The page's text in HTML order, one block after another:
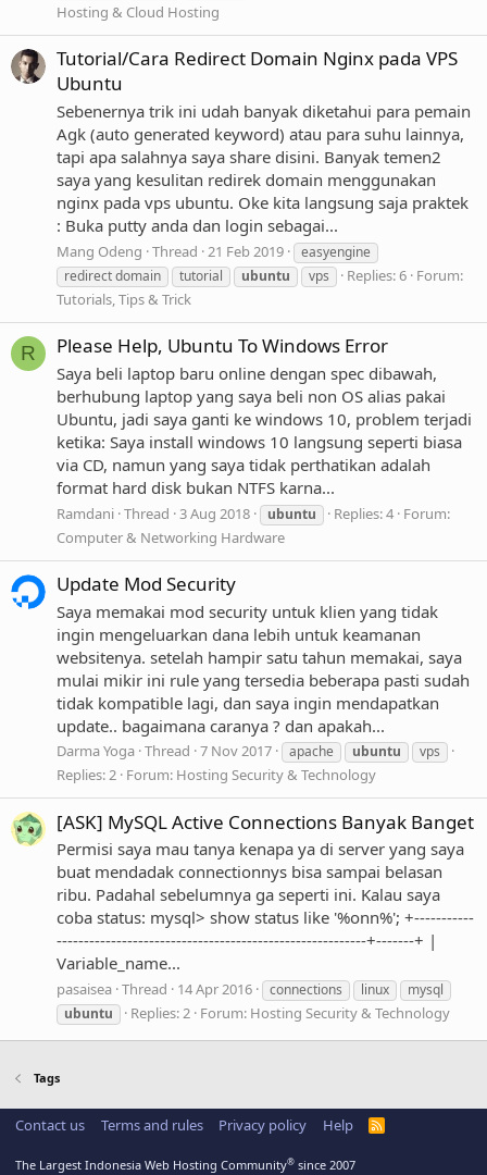
Hosting & Cloud Hosting
Tutorial/Cara Redirect Domain Nginx pada VPS
Ubuntu
Sebenernya trik ini udah banyak diketahui para pemain
Agk (auto generated keyword) atau para suhu lainnya,
tapi apa salahnya saya share disini. Banyak temen2
saya yang kesulitan redirek domain menggunakan
nginx pada vps ubuntu. Oke kita langsung saja praktek
: Buka putty anda dan login sebagai...
Mang Odeng Thread 21 Feb 2019
easyengine
redirect domain
tutorial ubuntu vps Replies: 6 Forum:
Tutorials, Tips & Trick
R Please Help, Ubuntu To Windows Error
Saya beli laptop baru online dengan spec dibawah,
berhubung laptop yang saya beli non OS alias pakai
Ubuntu, jadi saya ganti ke windows 10, problem terjadi
ketika: Saya install windows 10 langsung seperti biasa
via CD, namun yang saya tidak perthatikan adalah
format hard disk bukan NTFS karna...
Ramdani Thread 3 Aug 2018 ubuntu Replies: 4 Forum:
Computer & Networking Hardware
Update Mod Security
Saya memakai mod security untuk klien yang tidak
ingin mengeluarkan dana lebih untuk keamanan
websitenya. setelah hampir satu tahun memakai, saya
mulai mikir ini rule yang tersedia beberapa pasti sudah
tidak kompatible lagi, dan saya ingin mendapatkan
update.. bagaimana caranya ? dan apakah...
Darma Yoga Thread 7 Nov 2017 apache ubuntu vps
Replies: 2 Forum: Hosting Security & Technology
[ASK] MySQL Active Connections Banyak Banget
Permisi saya mau tanya kenapa ya di server yang saya
buat mendadak connectionnys bisa sampai belasan
ribu. Padahal sebelumnya ga seperti ini. Kalau saya
coba status: mysql> show status like '%onn%'; +-----------
---------------------------------------------------------+-------+ |
Variable_name...
pasaisea Thread 14 Apr 2016 connections linux
mysql
ubuntu
Replies: 2 Forum: Hosting Security & Technology
Tags
Contact us Terms and rules Privacy policy Help
R
The Largest Indonesia Web Hosting Community® since 2007